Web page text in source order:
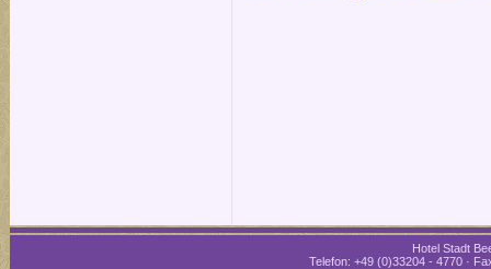
Hotel Stadt
Telefon: +49 (0)33204 - 4770 ·